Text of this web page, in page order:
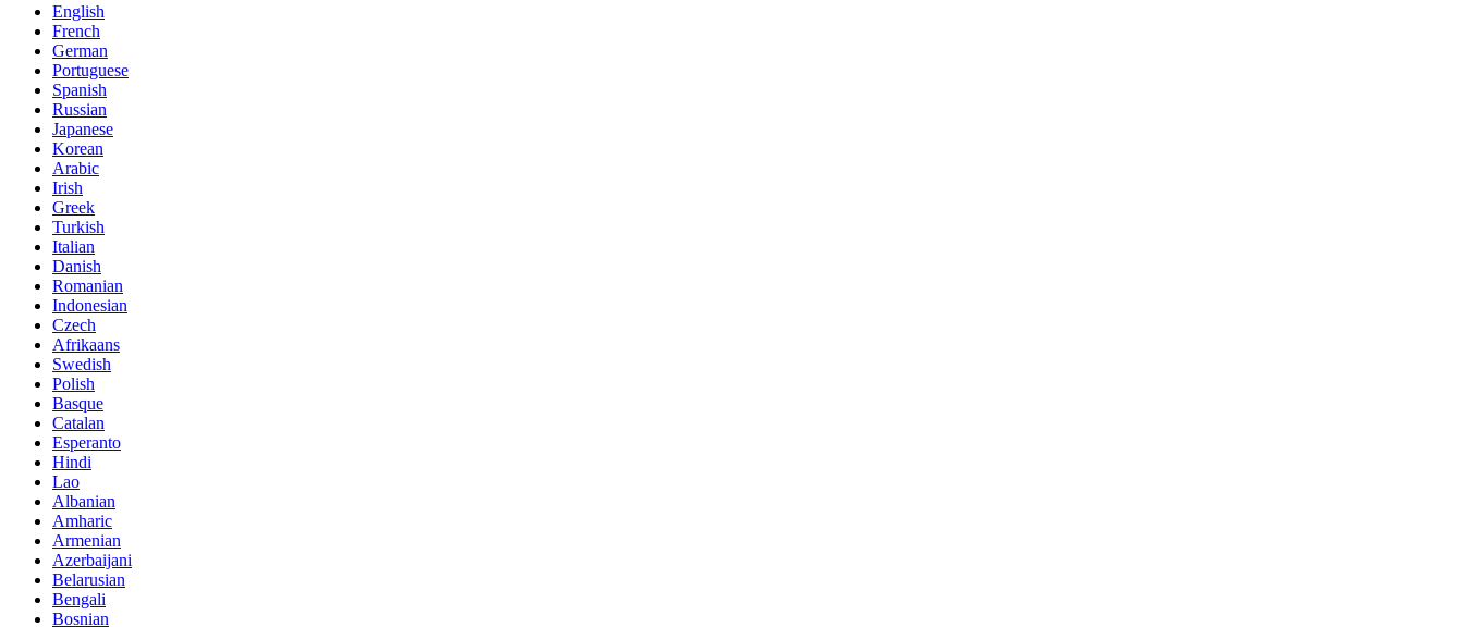
English
French
German
Portuguese
Spanish
Russian
Japanese
Korean
Arabic
Irish
Greek
Turkish
Italian
Danish
Romanian
Indonesian
Czech
Afrikaans
Swedish
Polish
Basque
Catalan
Esperanto
Hindi
Lao
Albanian
Amharic
Armenian
Azerbaijani
Belarusian
Bengali
Bosnian